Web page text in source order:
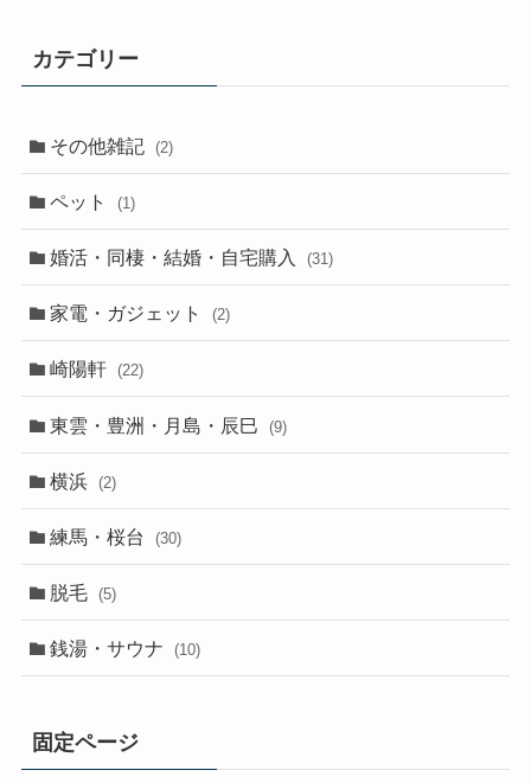
カテゴリー
その他雑記 (2)
ペット (1)
婚活・同棲・結婚・自宅購入 (31)
家電・ガジェット (2)
崎陽軒 (22)
東雲・豊洲・月島・辰巳 (9)
横浜 (2)
練馬・桜台 (30)
脱毛 (5)
銭湯・サウナ (10)
固定ページ